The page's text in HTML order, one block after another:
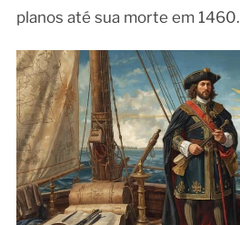
planos até sua morte em 1460.